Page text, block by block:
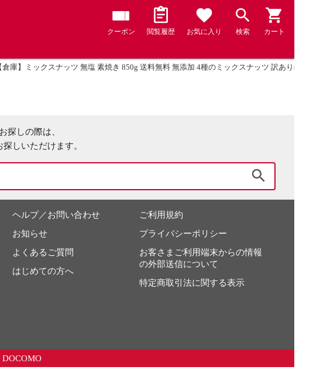
クーポン 閲覧履歴 お気に入り 検索 カート
倉庫】ミックスナッツ 無塩 素焼き 850g 送料無料 無添加 4種のミックスナッツ 訳あり(簡
探しの際は、
しいただけます。
ヘルプ／お問い合わせ
お知らせ
よくあるご質問
はじめての方へ
ご利用規約
プライバシーポリシー
お客さまご利用端末からの情報
の外部送信について
特定商取引法に関する表示